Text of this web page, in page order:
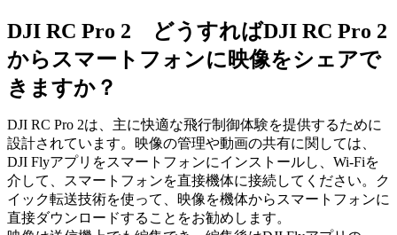
DJI RC Pro 2 どうすればDJI RC Pro 2
からスマートフォンに映像をシェアで
きますか？
DJI RC Pro 2は、主に快適な飛行制御体験を提供するために
設計されています。映像の管理や動画の共有に関しては、
DJI Flyアプリをスマートフォンにインストールし、Wi-Fiを
介して、スマートフォンを直接機体に接続してください。ク
イック転送技術を使って、映像を機体からスマートフォンに
直接ダウンロードすることをお勧めします。